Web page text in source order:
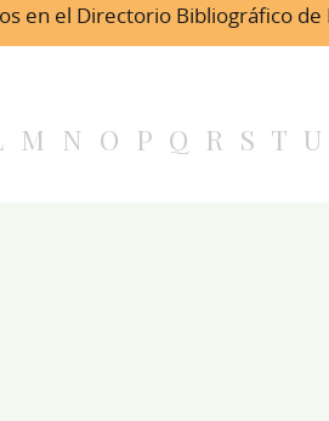
en el Directorio Bibliográfico de
M N O P Q R S T U